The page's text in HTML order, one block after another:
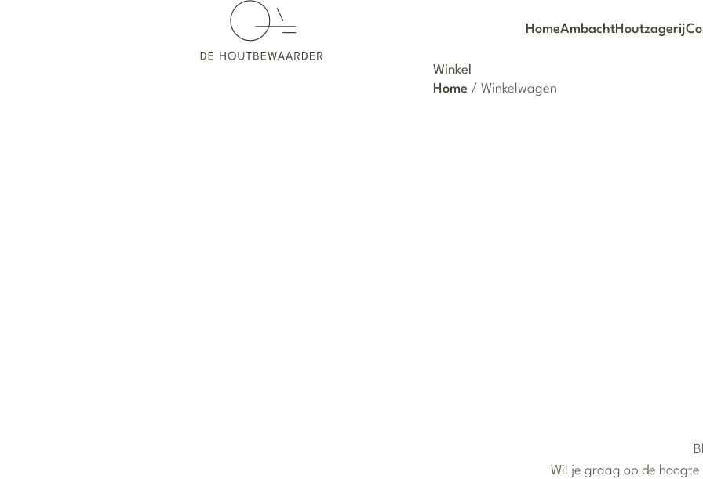
HomeAmbachtHoutzagerij
Winkel
Home / Winkelwagen
Wil je graag op de